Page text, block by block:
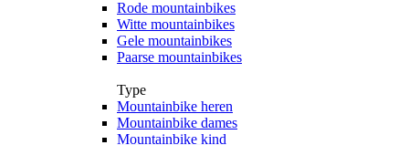
Rode mountainbikes
Witte mountainbikes
Gele mountainbikes
Paarse mountainbikes
Type
Mountainbike heren
Mountainbike dames
Mountainbike kind